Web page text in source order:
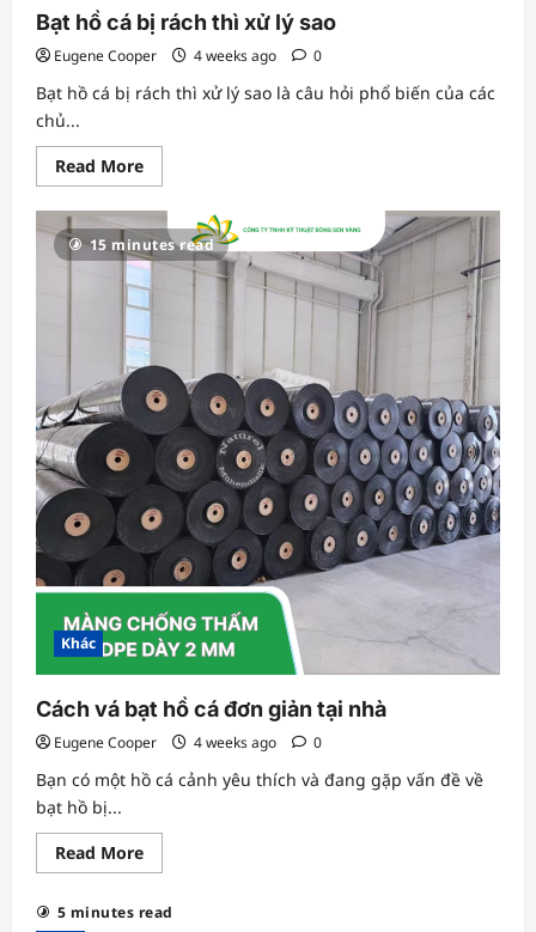
Bạt hồ cá bị rách thì xử lý sao
Eugene Cooper 4 weeks ago 0
Bạt hồ cá bị rách thì xử lý sao là câu hỏi phổ biến của các
chủ...
Read MoreRead
more
Bạt
hồ
cá
bị
rách
thì
xử
lý
sao
15 minutes read
Khác
Cách vá bạt hồ cá đơn giản tại nhà
Eugene Cooper 4 weeks ago 0
Bạn có một hồ cá cảnh yêu thích và đang gặp vấn đề về
bạt hồ bị...
Read MoreRead
more
Cách
vá
5 minutes read